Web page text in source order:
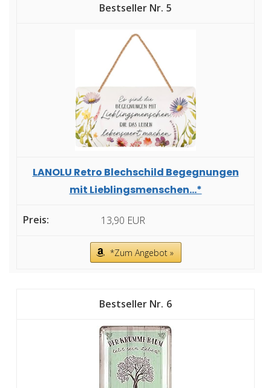
5
LANOLU Retro Blechschild Begegnungen
mit Lieblingsmenschen...*
13,90 EUR
*Zum Angebot »
6